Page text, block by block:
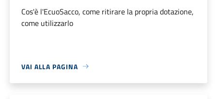
Cos'è l'EcuoSacco, come ritirare la propria dotazione,
come utilizzarlo
VAI ALLA PAGINA